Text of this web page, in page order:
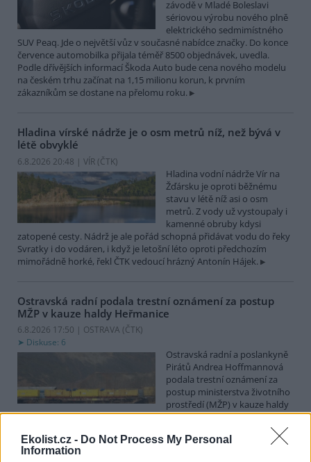
Ekolist.cz - Do Not Process My Personal
Information
závodě v Mladé Boleslavi
sériovou výrobu nového plně
elektrického sedmimístného
SUV Peaq. Jde o největší vůz v současné nabídce značky. Do konce
července automobilka přijala téměř 8500 objednávek, uvedla.
Podle dřívějších informací Škoda Auto bude cena nového modelu
na českém trhu začínat na 1,15 milionu korun, k prvním
zákazníkům se dostane na přelomu roku.
Hladina vírské nádrže je o osm metrů níž, než bývá v
létě obvyklé
6.8.2026 20:48 | VÍR (ČTK)
Hladina vodní nádrže Vír na
Žďársku je oproti běžnému
stavu v létě níž asi o osm
metrů. Z vody už vystoupaly i
kamenné obruby kdysi
zatopené cesty. Nádrž je ale pořád schopná přidávat vodu do řeky
Svratky i do vodáren, i když je letošní léto oproti předchozím
mimořádně horké, řekl ČTK vedoucí hrázný Antonín Hájek.
Ostravská radní podala trestní oznámení za postup
MŽP v kauze haldy Heřmanice
6.8.2026 17:50 | OSTRAVA (ČTK)
Diskuse: 6
Ostravská radní a poslankyně
Pirátů Andrea Hoffmannová
podala trestní oznámení za
postup ministerstva životního
prostředí (MŽP) v kauze haldy
Heřmanice. Vyplývá to ze zprávy, kterou ČTK poskytla Česká
pirátská strana. Požaduje, aby policie prověřila okolnosti odebrání
případu České inspekci životního prostředí (ČIŽP) a zastavení řízení.
Hoffmannová ČTK sdělila, že trestní oznámení podala proti dosud